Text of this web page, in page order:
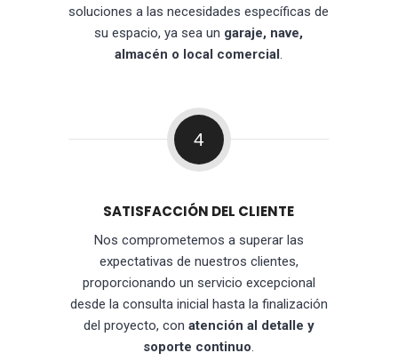
soluciones a las necesidades específicas de
su espacio, ya sea un garaje, nave,
almacén o local comercial.
4
SATISFACCIÓN DEL CLIENTE
Nos comprometemos a superar las
expectativas de nuestros clientes,
proporcionando un servicio excepcional
desde la consulta inicial hasta la finalización
del proyecto, con atención al detalle y
soporte continuo.